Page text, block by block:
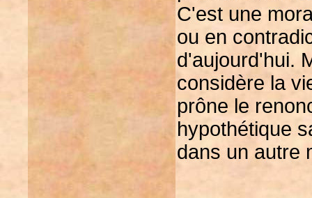
C'est une
ou en
d'aujourd'hui.
considère la
prône le
hypothétique
dans un autre